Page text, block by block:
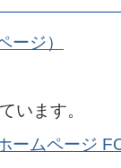
ージ）
います。
ームページ